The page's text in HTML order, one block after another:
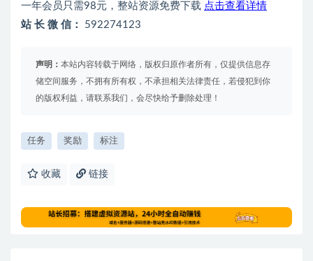
一年会员只需98元，整站资源免费下载 点击查看详情
站 长 微 信： 592274123
声明： 本站内容转载于网络，版权归原作者所有，仅提供信息存
储空间服务，不拥有所有权，不承担相关法律责任，若侵犯到你
的版权利益，请联系我们，会尽快给予删除处理！
任务 奖励 标注
收藏 链接